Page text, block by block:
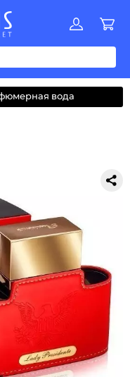
ZАБВДЗИМОКЛНПРСТУФ
вода